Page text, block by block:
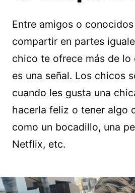
Entre amigos o
compartir en partes
chico te ofrece más de lo
es una señal. Los chicos
cuando les gusta una
hacerla feliz o tener algo
como un bocadillo, una
Netflix, etc.